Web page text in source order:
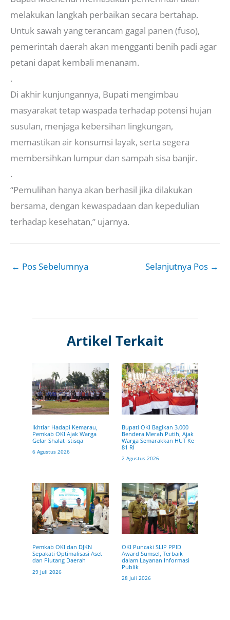
melakukan langkah perbaikan secara bertahap.
Untuk sawah yang terancam gagal panen (fuso),
pemerintah daerah akan mengganti benih padi agar
petani dapat kembali menanam.
.
Di akhir kunjungannya, Bupati mengimbau
masyarakat tetap waspada terhadap potensi hujan
susulan, menjaga kebersihan lingkungan,
memastikan air konsumsi layak, serta segera
membersihkan lumpur dan sampah sisa banjir.
.
“Pemulihan hanya akan berhasil jika dilakukan
bersama, dengan kewaspadaan dan kepedulian
terhadap kesehatan,” ujarnya.
← Pos Sebelumnya Selanjutnya Pos →
Artikel Terkait
Ikhtiar Hadapi Kemarau,
Pemkab OKI Ajak Warga
Gelar Shalat Istisqa
6 Agustus 2026
Bupati OKI Bagikan 3.000
Bendera Merah Putih, Ajak
Warga Semarakkan HUT Ke-
81 RI
2 Agustus 2026
Pemkab OKI dan DJKN
Sepakati Optimalisasi Aset
dan Piutang Daerah
29 Juli 2026
OKI Puncaki SLIP PPID
Award Sumsel, Terbaik
dalam Layanan Informasi
Publik
28 Juli 2026